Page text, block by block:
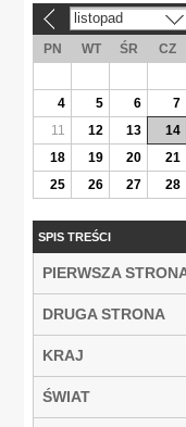
listopad
PN WT ŚR CZ
4
5 6 7
11
12 13 14
18
19 20 21
25
26 27 28
SPIS TREŚCI
PIERWSZA
DRUGA STRONA
KRAJ
ŚWIAT